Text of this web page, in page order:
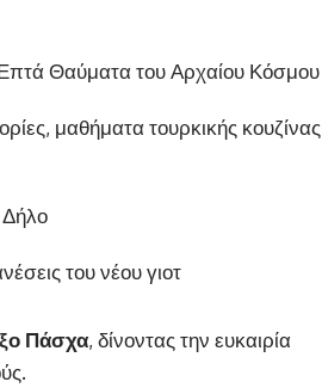
Θαύματα του Αρχαίου Κόσμου
μαθήματα τουρκικής κουζίνας
Δήλο
του νέου γιοτ
Πάσχα, δίνοντας την ευκαιρία